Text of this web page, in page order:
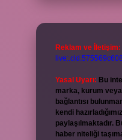
Reklam ve İletişim:
Yasal Uyarı: Bu
marka, kurum
bağlantısı
kendi
paylaşılmaktadır.
haber niteliği